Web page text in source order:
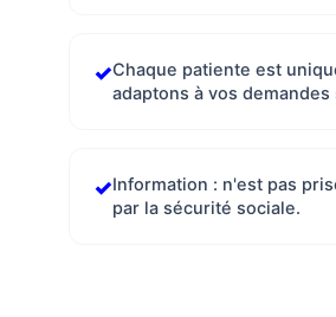
Chaque patiente est
adaptons à vos
Information : n'est pas
par la sécurité sociale.